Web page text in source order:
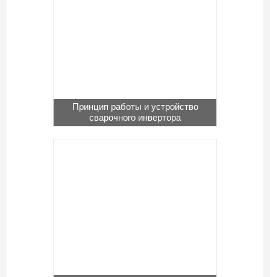
Принцип работы и устройство
сварочного инвертора